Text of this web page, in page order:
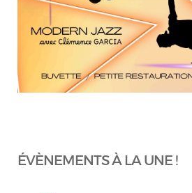
ÉVÈNEMENTS À LA UNE !